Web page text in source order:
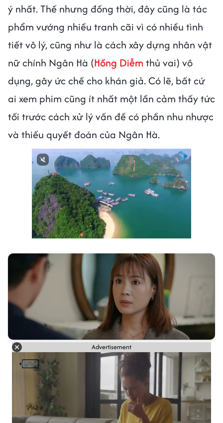
ý nhất. Thế nhưng đồng thời, đây cũng là tác
phẩm vướng nhiều tranh cãi vì có nhiều tình
tiết vô lý, cũng như là cách xây dựng nhân vật
nữ chính Ngân Hà (Hồng Diễm thủ vai) vô
dụng, gây ức chế cho khán giả. Có lẽ, bất cứ
ai xem phim cũng ít nhất một lần cảm thấy tức
tối trước cách xử lý vấn đề có phần nhu nhược
và thiếu quyết đoán của Ngân Hà.
Advertisement